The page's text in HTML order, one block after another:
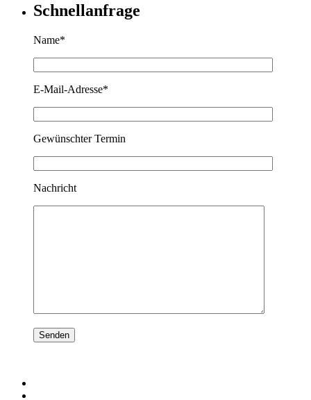
Schnellanfrage
Name*
E-Mail-Adresse*
Gewünschter Termin
Nachricht